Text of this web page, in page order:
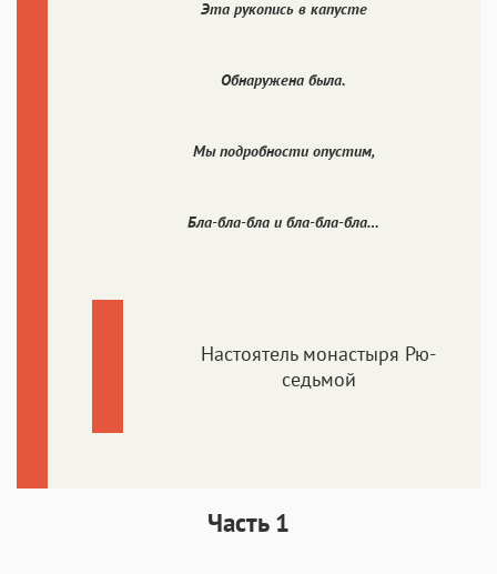
Аа
Аа Аа
Аа Аа
Эта рукопись в капусте
Обнаружена была.
Мы подробности опустим,
Бла-бла-бла и бла-бла-бла…
Настоятель монастыря Рю-
седьмой
Часть 1